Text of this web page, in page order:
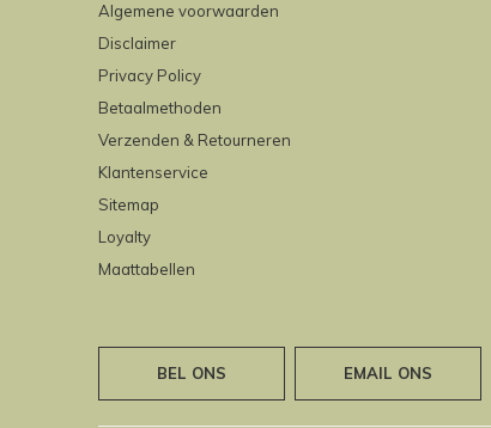
Algemene voorwaarden
Disclaimer
Privacy Policy
Betaalmethoden
Verzenden & Retourneren
Klantenservice
Sitemap
Loyalty
Maattabellen
BEL ONS EMAIL ONS